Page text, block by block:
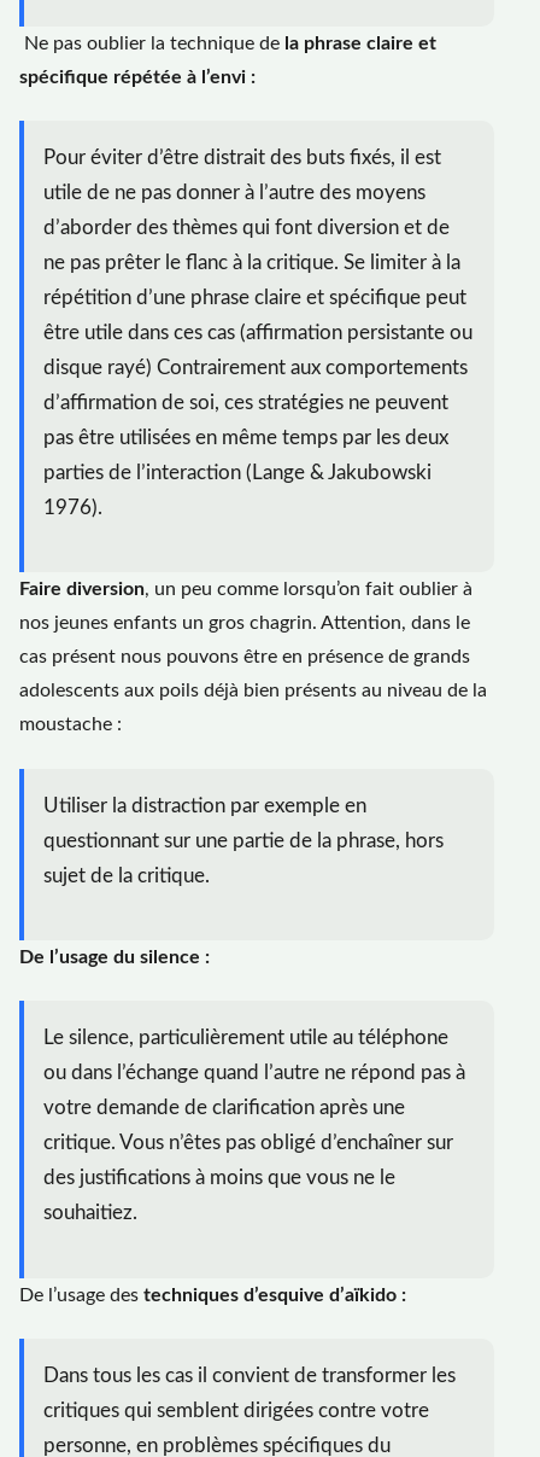
Ne pas oublier la technique de la phrase claire et
spécifique répétée à l’envi :
Pour éviter d’être distrait des buts fixés, il est
utile de ne pas donner à l’autre des moyens
d’aborder des thèmes qui font diversion et de
ne pas prêter le flanc à la critique. Se limiter à la
répétition d’une phrase claire et spécifique peut
être utile dans ces cas (affirmation persistante ou
disque rayé) Contrairement aux comportements
d’affirmation de soi, ces stratégies ne peuvent
pas être utilisées en même temps par les deux
parties de l’interaction (Lange & Jakubowski
1976).
Faire diversion, un peu comme lorsqu’on fait oublier à
nos jeunes enfants un gros chagrin. Attention, dans le
cas présent nous pouvons être en présence de grands
adolescents aux poils déjà bien présents au niveau de la
moustache :
Utiliser la distraction par exemple en
questionnant sur une partie de la phrase, hors
sujet de la critique.
De l’usage du silence :
Le silence, particulièrement utile au téléphone
ou dans l’échange quand l’autre ne répond pas à
votre demande de clarification après une
critique. Vous n’êtes pas obligé d’enchaîner sur
des justifications à moins que vous ne le
souhaitiez.
De l’usage des techniques d’esquive d’aïkido :
Dans tous les cas il convient de transformer les
critiques qui semblent dirigées contre votre
personne, en problèmes spécifiques du